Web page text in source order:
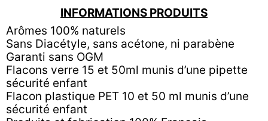
INFORMATIONS PRODUITS
Arômes 100% naturels
Sans Diacétyle, sans acétone, ni parabène
Garanti sans OGM
Flacons verre 15 et 50ml munis d’une pipette
sécurité enfant
Flacon plastique PET 10 et 50 ml munis d’une
sécurité enfant